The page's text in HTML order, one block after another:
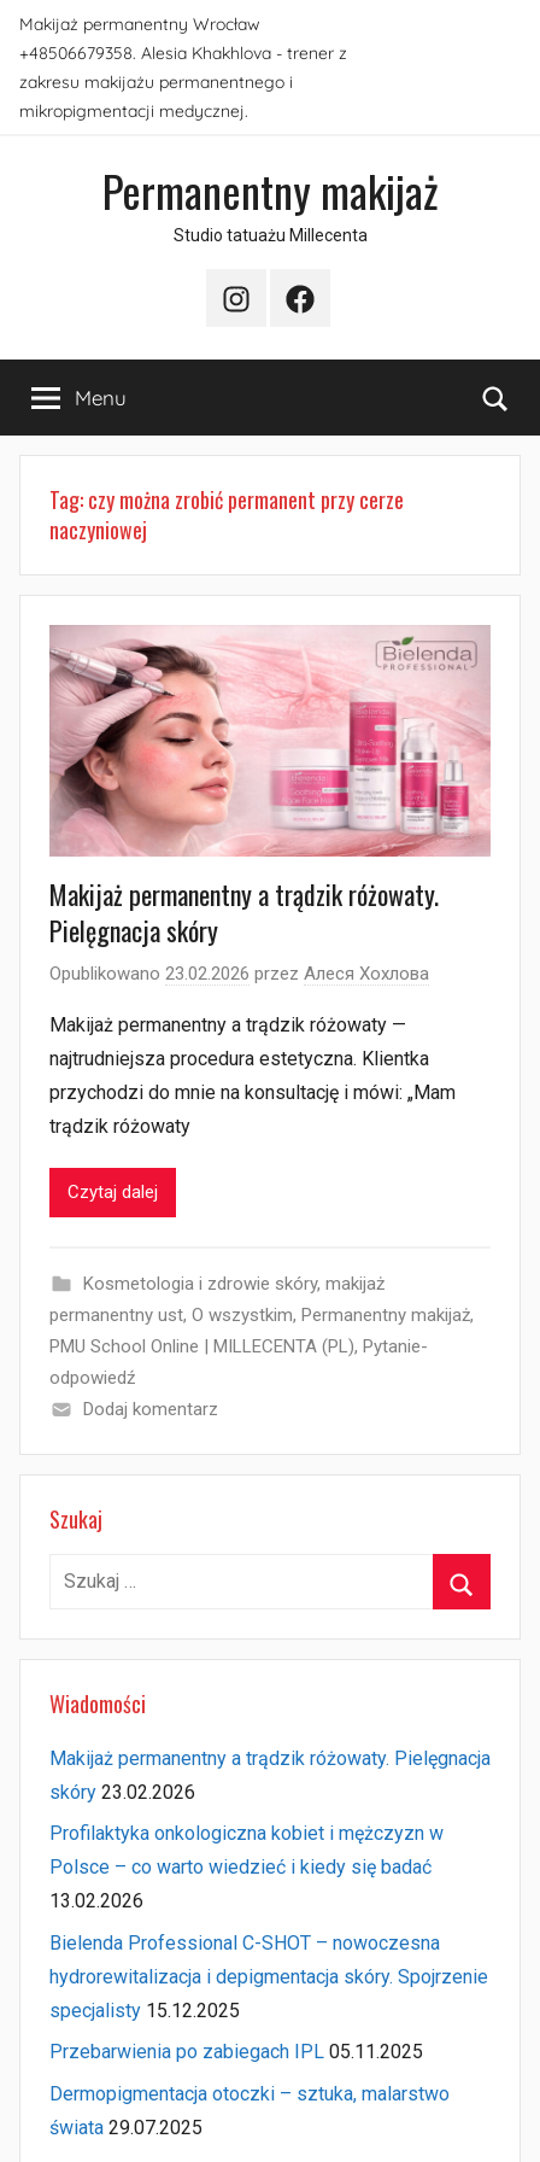
Przejdź
do
treści
Makijaż permanentny Wrocław
+48506679358. Alesia Khakhlova - trener z
zakresu makijażu permanentnego i
mikropigmentacji medycznej.
Permanentny makijaż
Studio tatuażu Millecenta
InstagramFacebook
Menu
Tag:czy można zrobić permanent przy cerze
naczyniowej
Makijaż permanentny a trądzik różowaty.
Pielęgnacja skóry
Opublikowano 23.02.2026 przez Алеся Хохлова
Makijaż permanentny a trądzik różowaty —
najtrudniejsza procedura estetyczna. Klientka
przychodzi do mnie na konsultację i mówi: „Mam
trądzik różowaty
Czytaj dalej
Kosmetologia i zdrowie skóry, makijaż
permanentny ust, O wszystkim, Permanentny makijaż,
PMU School Online | MILLECENTA (PL), Pytanie-
odpowiedź
Dodaj komentarz
Szukaj
Szukaj:
Wiadomości
Makijaż permanentny a trądzik różowaty. Pielęgnacja
skóry 23.02.2026
Profilaktyka onkologiczna kobiet i mężczyzn w
Polsce – co warto wiedzieć i kiedy się badać
13.02.2026
Bielenda Professional C-SHOT – nowoczesna
hydrorewitalizacja i depigmentacja skóry. Spojrzenie
specjalisty 15.12.2025
Przebarwienia po zabiegach IPL 05.11.2025
Dermopigmentacja otoczki – sztuka, malarstwo
świata 29.07.2025